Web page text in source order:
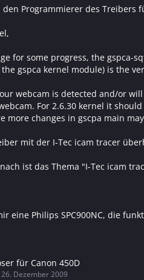
den Programmierer des Treibers
for some progress, the gspca-
gspca kernel module) is the
webcam is detected and/or will
For 2.6.30 kernel it
more changes in gscpa main
mit der I-Tec icam tracer
ist das Thema "I-Tec icam
eine Philips SPC900NC, die
für Canon 450D
26. Dezember 2009